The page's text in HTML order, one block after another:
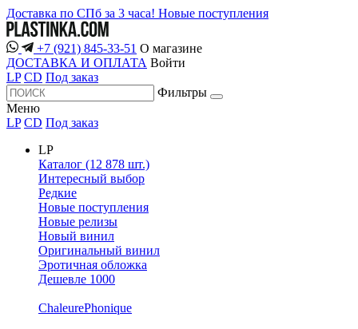
Доставка по СПб за 3 часа! Новые поступления
+7 (921) 845-33-51 О магазине
ДОСТАВКА И ОПЛАТА Войти
LP CD Под заказ
Фильтры
Меню
LP CD Под заказ
LP
Каталог (12 878 шт.)
Интересный выбор
Редкие
Новые поступления
Новые релизы
Новый винил
Оригинальный винил
Эротичная обложка
Дешевле 1000
ChaleurePhonique